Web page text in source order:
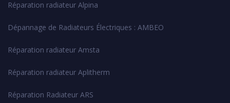
Réparation radiateur Alpina
Dépannage de Radiateurs Électriques : AMBEO
Réparation radiateur Amsta
Réparation radiateur Aplitherm
Réparation Radiateur ARS